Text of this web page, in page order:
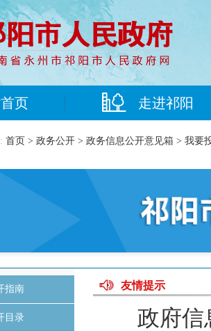
页 走进祁阳
首页 > 政务公开 > 政务信息公开意见箱 > 我要
指南
目录
友情提示
政府信息